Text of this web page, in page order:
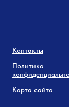
Контакты
Политика
Карта сайта